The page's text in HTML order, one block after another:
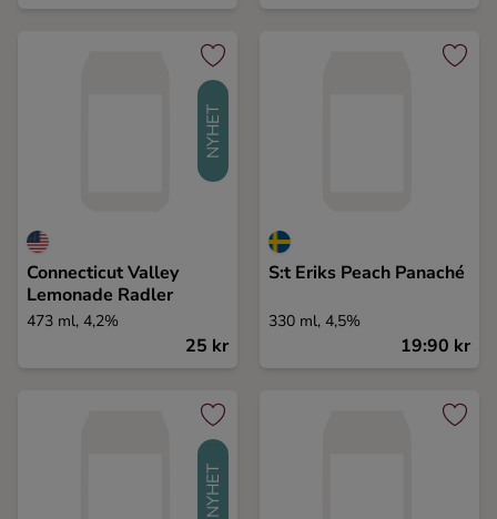
NYHET
Connecticut Valley
Lemonade Radler
473 ml, 4,2%
25 kr
S:t Eriks Peach Panaché
330 ml, 4,5%
19:90 kr
NYHET